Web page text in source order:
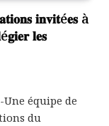
𝐢𝐧𝐯𝐢𝐭é𝐞𝐬 à
𝐥𝐞𝐬
Une équipe de
du